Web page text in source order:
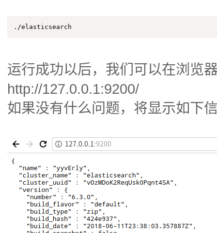
./elasticsearch
运行成功以后，我们可以在浏览
http://127.0.0.1:9200/
如果没有什么问题，将显示如下